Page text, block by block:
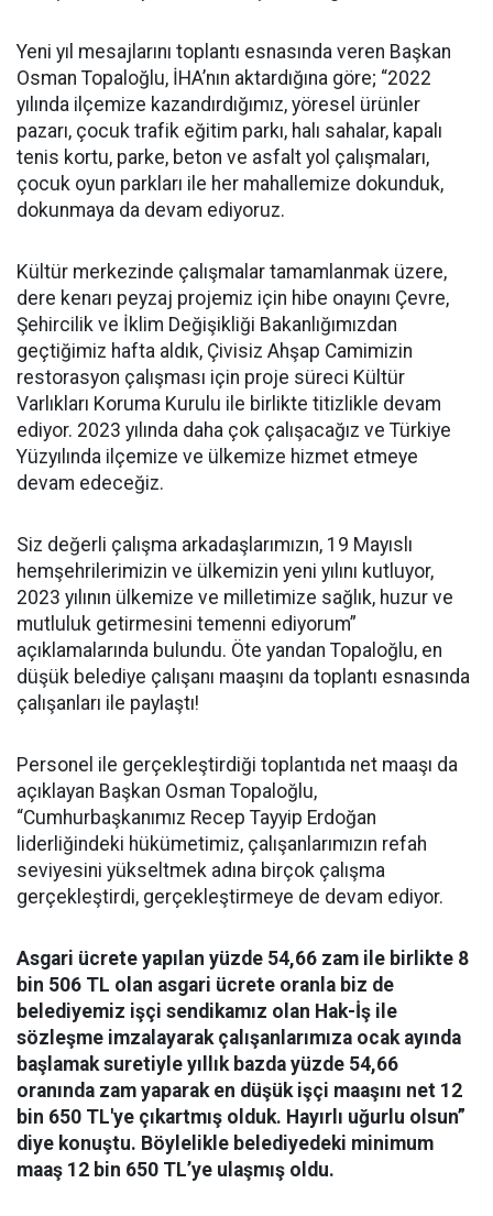
Yeni yıl mesajlarını toplantı esnasında veren Başkan
Osman Topaloğlu, İHA’nın aktardığına göre; “2022
yılında ilçemize kazandırdığımız, yöresel ürünler
pazarı, çocuk trafik eğitim parkı, halı sahalar, kapalı
tenis kortu, parke, beton ve asfalt yol çalışmaları,
çocuk oyun parkları ile her mahallemize dokunduk,
dokunmaya da devam ediyoruz.
Kültür merkezinde çalışmalar tamamlanmak üzere,
dere kenarı peyzaj projemiz için hibe onayını Çevre,
Şehircilik ve İklim Değişikliği Bakanlığımızdan
geçtiğimiz hafta aldık, Çivisiz Ahşap Camimizin
restorasyon çalışması için proje süreci Kültür
Varlıkları Koruma Kurulu ile birlikte titizlikle devam
ediyor. 2023 yılında daha çok çalışacağız ve Türkiye
Yüzyılında ilçemize ve ülkemize hizmet etmeye
devam edeceğiz.
Siz değerli çalışma arkadaşlarımızın, 19 Mayıslı
hemşehrilerimizin ve ülkemizin yeni yılını kutluyor,
2023 yılının ülkemize ve milletimize sağlık, huzur ve
mutluluk getirmesini temenni ediyorum”
açıklamalarında bulundu. Öte yandan Topaloğlu, en
düşük belediye çalışanı maaşını da toplantı esnasında
çalışanları ile paylaştı!
Personel ile gerçekleştirdiği toplantıda net maaşı da
açıklayan Başkan Osman Topaloğlu,
“Cumhurbaşkanımız Recep Tayyip Erdoğan
liderliğindeki hükümetimiz, çalışanlarımızın refah
seviyesini yükseltmek adına birçok çalışma
gerçekleştirdi, gerçekleştirmeye de devam ediyor.
Asgari ücrete yapılan yüzde 54,66 zam ile birlikte 8
bin 506 TL olan asgari ücrete oranla biz de
belediyemiz işçi sendikamız olan Hak-İş ile
sözleşme imzalayarak çalışanlarımıza ocak ayında
başlamak suretiyle yıllık bazda yüzde 54,66
oranında zam yaparak en düşük işçi maaşını net 12
bin 650 TL'ye çıkartmış olduk. Hayırlı uğurlu olsun”
diye konuştu. Böylelikle belediyedeki minimum
maaş 12 bin 650 TL’ye ulaşmış oldu.